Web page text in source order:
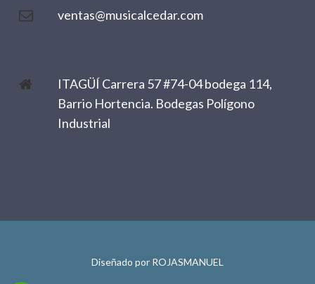
ventas@musicalcedar.com
ITAGÜÍ Carrera 57 #74-04 bodega 114,
Barrio Hortencia. Bodegas Polígono
Industrial
Diseñado por ROJASMANUEL